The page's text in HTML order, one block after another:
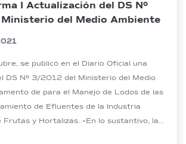
I Actualización del DS Nº
del Medio Ambiente
se publicó en el Diario Oficial una
DS Nº 3/2012 del Ministerio del Medio
de para el Manejo de Lodos de las
de Efluentes de la Industria
Frutas y Hortalizas. «En lo sustantivo, la